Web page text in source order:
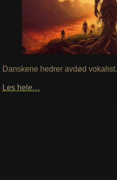
Danskene hedrer avdød vokalist.
Les hele…